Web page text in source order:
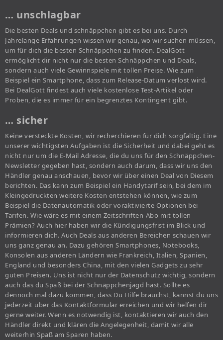
… unschlagbar
Die besten Deals und schnäppchen gibt es bei uns. Durch
Jahrelange Erfahrungen wissen wir genau, wo wir suchen müssen,
um für dich die besten Schnäppchen zu finden. DealGott
ermöglicht dir nicht nur die besten Schnäppchen und Deals,
sondern auch viele Gewinnspiele mit tollen Preise. Wie zum
Beispiel ein Smartphone, dass zum Release-Datum verlost wird.
Bei DealGott findest auch viele kostenlose Test-Artikel oder
Proben, die es immer für ein begrenztes Kontingent gibt.
… sicher
Keine versteckte Kosten, wir recherchieren für dich sorgfältig. Eine
unserer wichtigsten Aufgaben ist die Sicherheit und dabei geht es
nicht nur um die E-Mail Adresse, die du uns für den Schnäppchen-
Newsletter gegeben hast, sondern auch darum, dass wir uns den
Händler genau anschauen, bevor wir über einen Deal von Diesem
berichten. Das kann zum Beispiel ein Handytarif sein, bei dem im
Kleingedruckten weitere Kosten entstehen können, wie zum
Beispiel die Datenautomatik oder voraktivierte Optionen bei
Tarifen. Wie wäre es mit einem Zeitschriften-Abo mit tollen
Prämien? Auch hier haben wir die Kündigungsfrist im Blick und
informieren dich. Auch Deals aus anderen Bereichen schauen wir
uns ganz genau an. Dazu gehören Smartphones, Notebooks,
Konsolen aus anderen Ländern wie Frankreich, Italien, Spanien,
England und besonders China, mit den vielen Gadgets zu sehr
guten Preisen. Uns ist nicht nur der Datenschutz wichtig, sondern
auch das du Spaß bei der Schnäppchenjagd hast. Sollte es
dennoch mal dazu kommen, dass Du Hilfe brauchst, kannst du uns
jederzeit über das Kontaktformular erreichen und wir helfen dir
gerne weiter. Wenn es notwendig ist, kontaktieren wir auch den
Händler direkt und klären die Angelegenheit, damit wir alle
weiterhin Spaß am Sparen haben.